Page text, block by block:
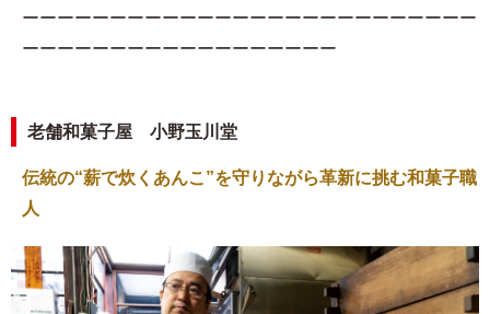
ーーーーーーーーーーーーーーーーーーーーーーーーーー
ーーーーーーーーーーーーーーーーーー
老舗和菓子屋 小野玉川堂
伝統の“薪で炊くあんこ”を守りながら革新に挑む和菓子職
人